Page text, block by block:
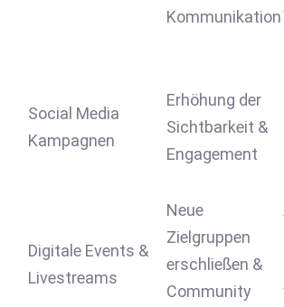
Kommunikation
Social Media
Kampagnen
Erhöhung der
Sichtbarkeit &
Engagement
Digitale Events &
Livestreams
Neue
Zielgruppen
erschließen &
Community